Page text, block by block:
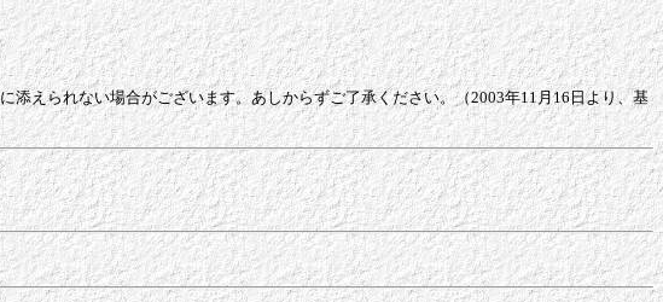
えられない場合がございます。あしからずご了承ください。（2003年11月16日より、基